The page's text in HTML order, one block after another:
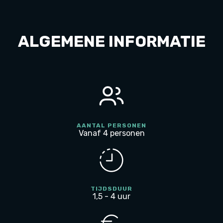
karting
ALGEMENE INFORMATIE
AANTAL PERSONEN
Vanaf 4 personen
TIJDSDUUR
1,5 - 4 uur